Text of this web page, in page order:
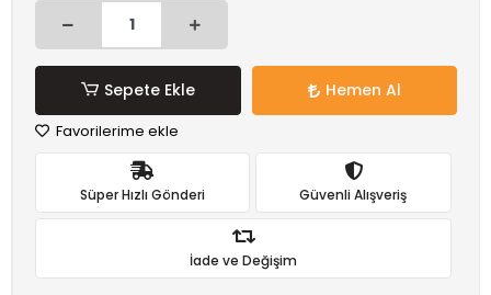
Sepete Ekle Hemen Al
Favorilerime ekle
Süper Hızlı Gönderi Güvenli Alışveriş
İade ve Değişim